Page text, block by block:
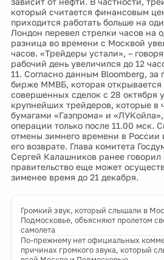
который считается финансовым
приходится работать больше на
Лондон перевел стрелки часов на
разница во времени с Москвой
часов. «Трейдеры устали», –
рабочий день увеличился до 12
11. Согласно данным Bloomberg, за
бирже ММВБ, которая открывается
совершенных сделок с 28 октября
крупнейших трейдеров, которые в
бумагами «Газпрома» и
операции только после 11.00 мск.
отмены зимнего времени в России
его возврате. Глава комитета
Сергей Калашников ранее говорил
правительство еще может
зименее время до 21 декабря.
Громкий звук, который слышали в
Подмосковье, объясняют пролетом
самолета
По-прежнему нет официальных
причинах громкого звука, который